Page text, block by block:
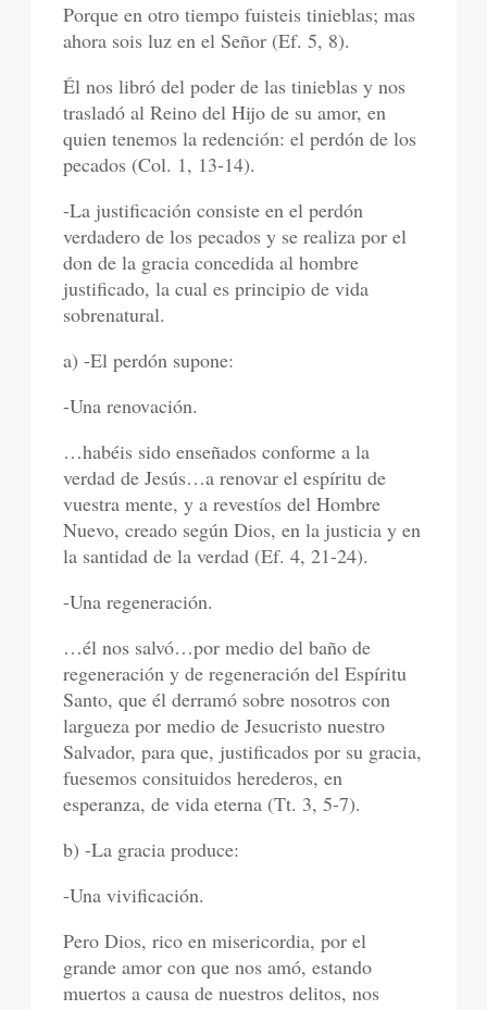
Porque en otro tiempo fuisteis tinieblas; mas
ahora sois luz en el Señor (Ef. 5, 8).
Él nos libró del poder de las tinieblas y nos
trasladó al Reino del Hijo de su amor, en
quien tenemos la redención: el perdón de los
pecados (Col. 1, 13-14).
-La justificación consiste en el perdón
verdadero de los pecados y se realiza por el
don de la gracia concedida al hombre
justificado, la cual es principio de vida
sobrenatural.
a) -El perdón supone:
-Una renovación.
…habéis sido enseñados conforme a la
verdad de Jesús…a renovar el espíritu de
vuestra mente, y a revestíos del Hombre
Nuevo, creado según Dios, en la justicia y en
la santidad de la verdad (Ef. 4, 21-24).
-Una regeneración.
…él nos salvó…por medio del baño de
regeneración y de regeneración del Espíritu
Santo, que él derramó sobre nosotros con
largueza por medio de Jesucristo nuestro
Salvador, para que, justificados por su gracia,
fuesemos consituidos herederos, en
esperanza, de vida eterna (Tt. 3, 5-7).
b) -La gracia produce:
-Una vivificación.
Pero Dios, rico en misericordia, por el
grande amor con que nos amó, estando
muertos a causa de nuestros delitos, nos